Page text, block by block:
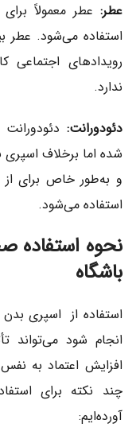
عطر: عطر معمولاً
استفاده می‌شود. عطر
رویدادهای اجتماعی
ندارد.
دئودورانت:
شده اما برخلاف
و به‌طور خاص برای
استفاده می‌شود.
نحوه استفاده
باشگاه
استفاده از اسپری
انجام شود می‌تواند
افزایش اعتماد به
چند نکته برای
آورده‌ایم: